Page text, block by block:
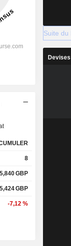
8
5,840GBP
5,424GBP
-7,12 %
Suite du